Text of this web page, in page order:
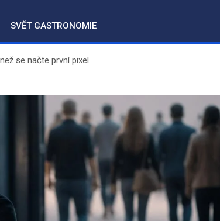
SVĚT GASTRONOMIE
se načte první pixel